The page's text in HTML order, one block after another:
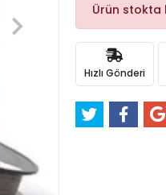
Ürün stokta
Hızlı Gönderi